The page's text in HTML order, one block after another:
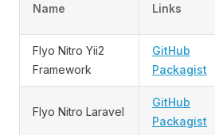
Name Links
Flyo Nitro Yii2
Framework
GitHub
Packagist
Flyo Nitro Laravel
GitHub
Packagist